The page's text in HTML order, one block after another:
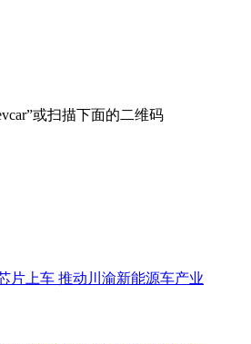
或扫描下面的二维码
片上车 推动川渝新能源车产业